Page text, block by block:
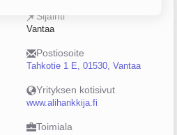
Sijainti
Vantaa
Postiosoite
Tahkotie 1 E, 01530, Vantaa
Yrityksen kotisivut
www.alihankkija.fi
Toimiala